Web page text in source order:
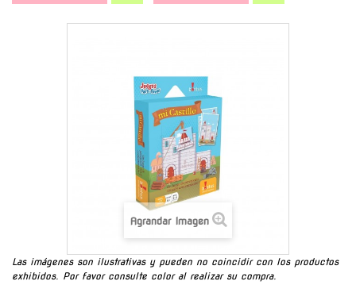
Agrandar Imagen
Las imágenes son ilustrativas y pueden no coincidir con los productos
exhibidos. Por favor consulte color al realizar su compra.